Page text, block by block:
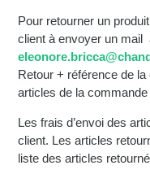
Pour retourner un
client à envoyer un mail
Retour + référence de
articles de la
Les frais d’envoi des
client. Les articles
liste des articles